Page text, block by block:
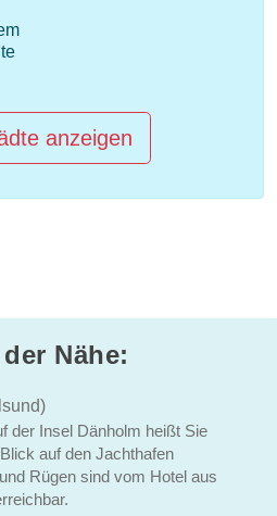
anzeigen
Nähe:
der Insel Dänholm heißt Sie
auf den Jachthafen
Rügen sind vom Hotel aus